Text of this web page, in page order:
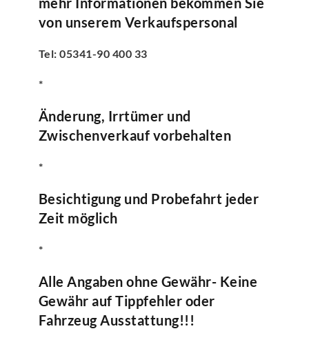
von unserem Verkaufspersonal
Tel: 05341-90 400 33
*
Änderung, Irrtümer und
Zwischenverkauf vorbehalten
*
Besichtigung und Probefahrt jeder
Zeit möglich
*
Alle Angaben ohne Gewähr- Keine
Gewähr auf Tippfehler oder
Fahrzeug Ausstattung!!!